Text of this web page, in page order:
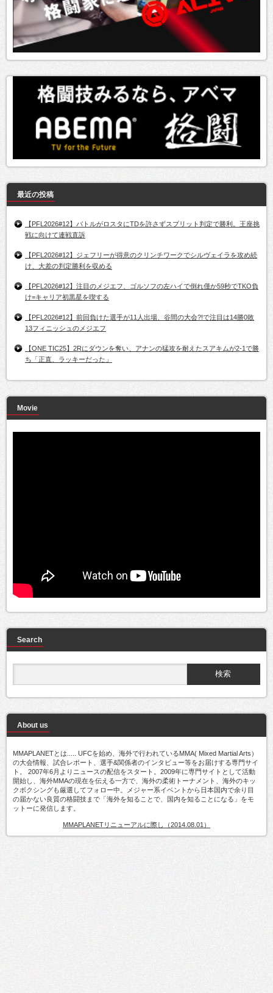
最近の投稿
【PFL2026#12】バトルがロスタにTDを許さずスプリット判定で勝利。王座挑
戦に向けて連戦直訴
【PFL2026#12】ジェフリーが得意のクリンチワークでシルヴェイラを攻め続
け、大差の判定勝利を収める
【PFL2026#12】注目のメジエフ、ゴルソフの左ハイで倒れ僅か59秒でTKO負
け=キャリア初黒星を喫する
【PFL2026#12】前回負けた選手が11人出場、谷間の大会?!で注目は14勝0敗
13フィニッシュのメジエフ
【ONE TIC25】2Rにダウンを奪い、アナンの猛攻を耐えたスアキムが2-1で勝
ち「正直、ラッキーだった」
Movie
Search
About us
MMAPLANETとは..... UFCを始め、海外で行われているMMA( Mixed Martial Arts）
の大会情報、試合レポート、選手&関係者のインタビュー等をお届けする専門サイ
ト。 2007年6月よりニュースの配信をスタート。2009年に専門サイトとして活動
開始し、海外MMAの現在を伝える一方で、海外の柔術トーナメント、海外のキッ
クボクシングも厳選してフォロー中。メジャー系イベントから日本国内で余り目
の届かない良質の格闘技まで「海外を知ることで、国内を知ることになる」をモ
ットーに発信します。
MMAPLANETリニューアルに際し（2014.08.01）